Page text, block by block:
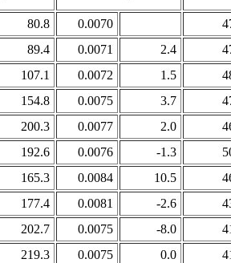
80.8 0.0070
89.4 0.0071 2.4
107.1 0.0072 1.5
154.8 0.0075 3.7
200.3 0.0077 2.0
192.6 0.0076 -1.3
165.3 0.0084 10.5
177.4 0.0081 -2.6
202.7 0.0075 -8.0
219.3 0.0075 0.0